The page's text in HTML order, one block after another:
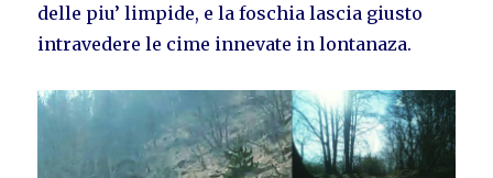
delle piu’ limpide, e la foschia lascia giusto
intravedere le cime innevate in lontanaza.